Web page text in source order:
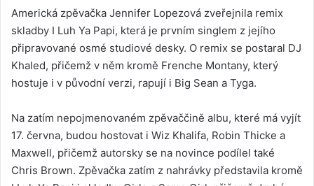
Americká zpěvačka Jennifer Lopezová zveřejnila remix
skladby I Luh Ya Papi, která je prvním singlem z jejího
připravované osmé studiové desky. O remix se postaral DJ
Khaled, přičemž v něm kromě Frenche Montany, který
hostuje i v původní verzi, rapují i Big Sean a Tyga.
Na zatím nepojmenovaném zpěvaččině albu, které má vyjít
17. června, budou hostovat i Wiz Khalifa, Robin Thicke a
Maxwell, přičemž autorsky se na novince podílel také
Chris Brown. Zpěvačka zatím z nahrávky představila kromě